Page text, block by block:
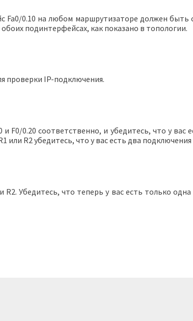
0.10 на любом маршрутизаторе должен быть
подинтерфейсах, как показано в топологии.
проверки IP-подключения.
F0/0.20 соответственно, и убедитесь, что у вас
или R2 убедитесь, что у вас есть два
Убедитесь, что теперь у вас есть только